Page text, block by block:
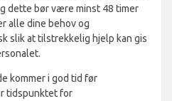
dette bør være minst 48 timer
alle dine behov og
slik at tilstrekkelig hjelp kan gis
kommer i god tid før
tidspunktet for